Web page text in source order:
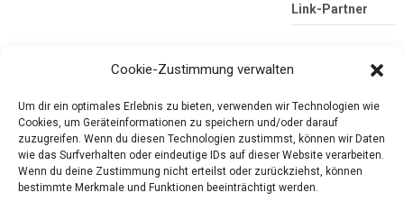
Link-Partner
Tester-Paradies
Cookie-Zustimmung verwalten
Um dir ein optimales Erlebnis zu bieten, verwenden wir Technologien wie
Cookies, um Geräteinformationen zu speichern und/oder darauf
zuzugreifen. Wenn du diesen Technologien zustimmst, können wir Daten
wie das Surfverhalten oder eindeutige IDs auf dieser Website verarbeiten.
Wenn du deine Zustimmung nicht erteilst oder zurückziehst, können
bestimmte Merkmale und Funktionen beeinträchtigt werden.
Die mobile Version verlassen